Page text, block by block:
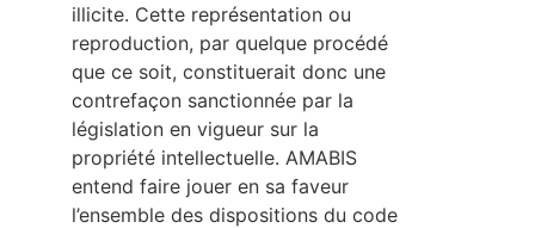
illicite. Cette représentation ou
reproduction, par quelque procédé
que ce soit, constituerait donc une
contrefaçon sanctionnée par la
législation en vigueur sur la
propriété intellectuelle. AMABIS
entend faire jouer en sa faveur
l’ensemble des dispositions du code